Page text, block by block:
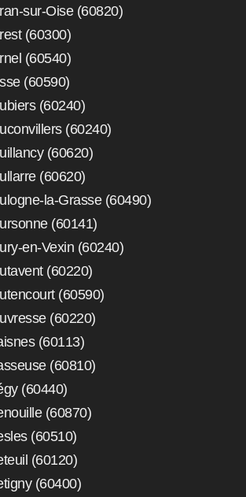
sur-Oise (60820)
(60300)
(60540)
(60590)
(60240)
(60240)
(60620)
(60620)
la-Grasse (60490)
(60141)
en-Vexin (60240)
(60220)
(60590)
(60220)
(60113)
(60810)
(60440)
(60870)
(60510)
(60120)
(60400)